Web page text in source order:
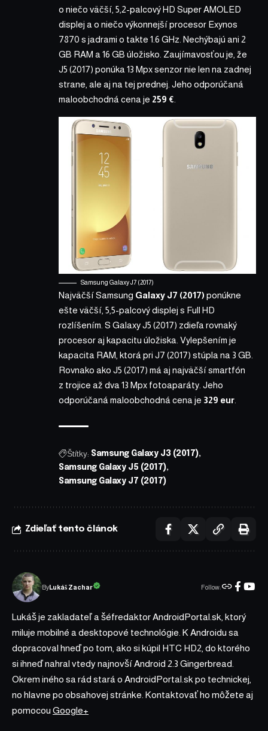
o niečo väčší, 5,2-palcový HD Super AMOLED
displej a o niečo výkonnejší procesor Exynos
7870 s jadrami o takte 1.6 GHz. Nechýbajú ani 2
GB RAM a 16 GB úložisko. Zaujímavosťou je, že
J5 (2017) ponúka 13 Mpx senzor nie len na zadnej
strane, ale aj na tej prednej. Jeho odporúčaná
maloobchodná cena je 259 €
Samsung Galaxy J7 (2017)
Najväčší Samsung Galaxy J7 (2017) ponúkne
ešte väčší, 5,5-palcový displej s Full HD
rozlíšením. S Galaxy J5 (2017) zdieľa rovnaký
procesor aj kapacitu úložiska. Vylepšením je
kapacita RAM, ktorá pri J7 (2017) stúpla na 3 GB.
Rovnako ako J5 (2017) má aj najväčší smartfón
z trojice až dva 13 Mpx fotoaparáty. Jeho
odporúčaná maloobchodná cena je 329 eur.
Štítky: Samsung Galaxy J3 (2017)
Samsung Galaxy J5 (2017)
Samsung Galaxy J7 (2017)
Zdieľať tento článok
ByLukáš Zachar Follow:
Lukáš je zakladateľ a šéfredaktor AndroidPortal.sk, ktorý
miluje mobilné a desktopové technológie. K Androidu sa
dopracoval hneď po tom, ako si kúpil HTC HD2, do ktorého
si ihneď nahral vtedy najnovší Android 2.3 Gingerbread.
Okrem iného sa rád stará o AndroidPortal.sk po technickej,
no hlavne po obsahovej stránke. Kontaktovať ho môžete aj
pomocou Google+